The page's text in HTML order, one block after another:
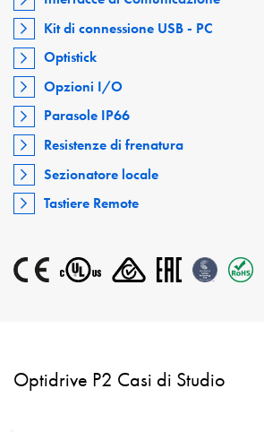
Kit di connessione USB - PC
Optistick
Opzioni I/O
Parasole IP66
Resistenze di frenatura
Sezionatore locale
Tastiere Remote
Optidrive P2 Casi di Studio